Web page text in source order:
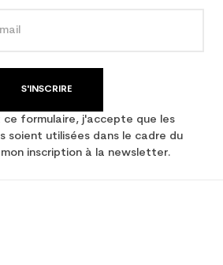
S'INSCRIRE
ce formulaire, j'accepte que les
soient utilisées dans le cadre du
inscription à la newsletter.